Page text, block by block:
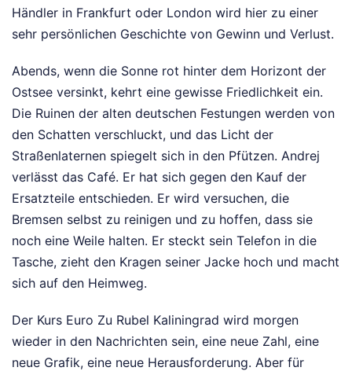
Händler in Frankfurt oder London wird hier zu einer
sehr persönlichen Geschichte von Gewinn und Verlust.
Abends, wenn die Sonne rot hinter dem Horizont der
Ostsee versinkt, kehrt eine gewisse Friedlichkeit ein.
Die Ruinen der alten deutschen Festungen werden von
den Schatten verschluckt, und das Licht der
Straßenlaternen spiegelt sich in den Pfützen. Andrej
verlässt das Café. Er hat sich gegen den Kauf der
Ersatzteile entschieden. Er wird versuchen, die
Bremsen selbst zu reinigen und zu hoffen, dass sie
noch eine Weile halten. Er steckt sein Telefon in die
Tasche, zieht den Kragen seiner Jacke hoch und macht
sich auf den Heimweg.
Der Kurs Euro Zu Rubel Kaliningrad wird morgen
wieder in den Nachrichten sein, eine neue Zahl, eine
neue Grafik, eine neue Herausforderung. Aber für